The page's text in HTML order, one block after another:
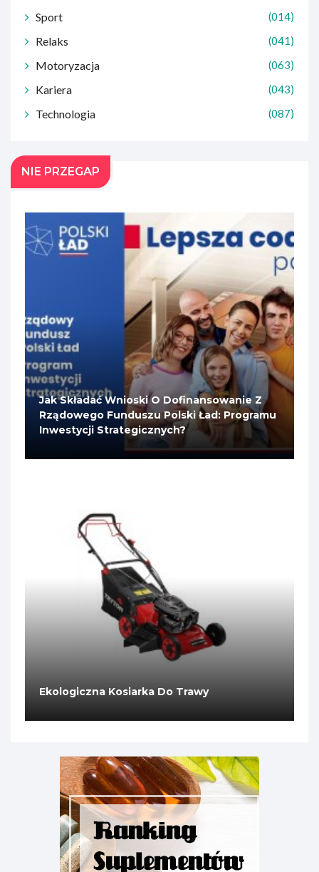
Sport (014)
Relaks (041)
Motoryzacja (063)
Kariera (043)
Technologia (087)
NIE PRZEGAP
Jak Składać Wnioski O Dofinansowanie Z
Rządowego Funduszu Polski Ład: Programu
Inwestycji Strategicznych?
Ekologiczna Kosiarka Do Trawy